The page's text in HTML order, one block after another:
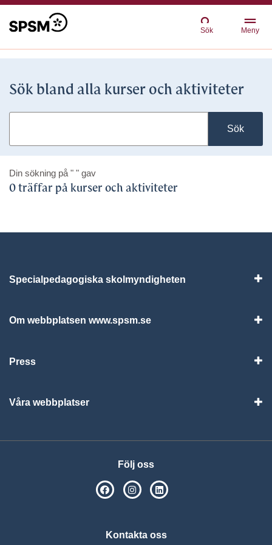
Sök Meny
Sök bland alla kurser och aktiviteter
Sök
Din sökning på " " gav
0 träffar på kurser och aktiviteter
Specialpedagogiska skolmyndigheten
Om webbplatsen www.spsm.se
Press
Våra webbplatser
Följ oss
SPSM på Facebook
SPSM på Instagram
Kontakta oss